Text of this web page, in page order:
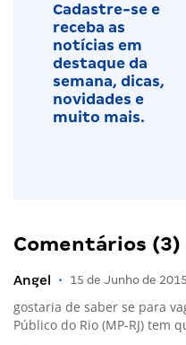
Cadastre-se e
receba as
notícias em
destaque da
semana, dicas,
novidades e
muito mais.
Comentários (3)
Angel • 15 de Junho de 2015
gostaria de saber se para
Público do Rio (MP-RJ) tem